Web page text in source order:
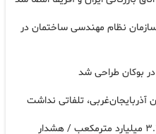
نظام مهندسی ساختمان در
بوکان طراحی شد
تلفاتی نداشت
کاهش حجم آب دریاچه ارومیه به ۳.۴ میلیارد مترمکعب / هشدار